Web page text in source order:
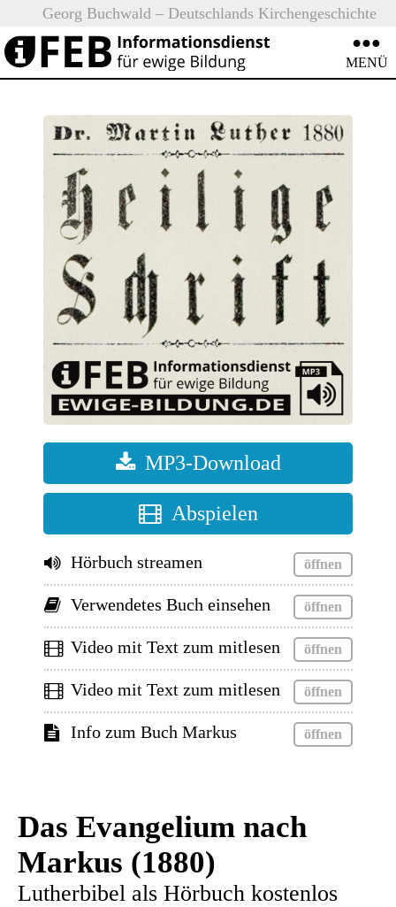
Georg Buchwald – Deutschlands Kirchengeschichte
(Teil 1)
iFEB
MENÜ
MP3-Download
Abspielen
Hörbuch streamen
Verwendetes Buch einsehen
Video mit Text zum mitlesen
Video mit Text zum mitlesen
Info zum Buch Markus
Das Evangelium nach
Markus (1880)
Lutherbibel als Hörbuch kostenlos